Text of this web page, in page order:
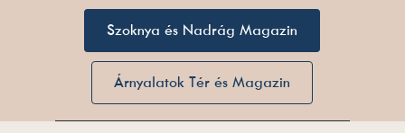
Szoknya és Nadrág Magazin
Árnyalatok Tér és Magazin